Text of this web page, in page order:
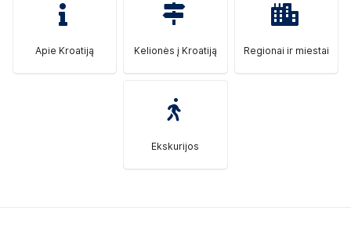
Apie Kroatiją Kelionės į Kroatiją Regionai ir miestai
Ekskurijos